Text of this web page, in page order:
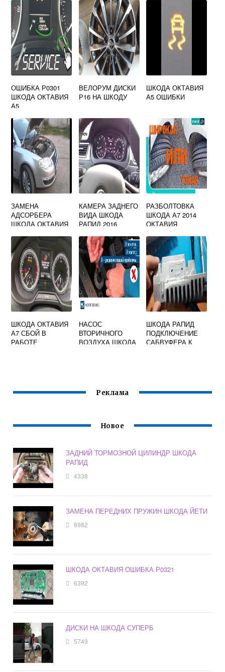
ОШИБКА Р0301
ШКОДА ОКТАВИЯ
А5
ВЕЛОРУМ ДИСКИ
Р16 НА ШКОДУ
ШКОДА ОКТАВИЯ
А5 ОШИБКИ
ЗАМЕНА
АДСОРБЕРА
ШКОДА ОКТАВИЯ
КАМЕРА ЗАДНЕГО
ВИДА ШКОДА
РАПИД 2016
РАЗБОЛТОВКА
ШКОДА А7 2014
ОКТАВИЯ
ШКОДА ОКТАВИЯ
А7 СБОЙ В
РАБОТЕ
НАСОС
ВТОРИЧНОГО
ВОЗДУХА ШКОДА
ШКОДА РАПИД
ПОДКЛЮЧЕНИЕ
САБВУФЕРА К
Реклама
Новое
ЗАДНИЙ ТОРМОЗНОЙ ЦИЛИНДР ШКОДА
РАПИД
4338
ЗАМЕНА ПЕРЕДНИХ ПРУЖИН ШКОДА ЙЕТИ
8982
ШКОДА ОКТАВИЯ ОШИБКА Р0321
6392
ДИСКИ НА ШКОДА СУПЕРБ
5749